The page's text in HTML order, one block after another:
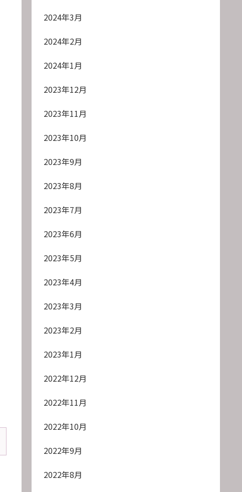
2024年3月
2024年2月
2024年1月
2023年12月
2023年11月
2023年10月
2023年9月
2023年8月
2023年7月
2023年6月
2023年5月
2023年4月
2023年3月
2023年2月
2023年1月
2022年12月
2022年11月
2022年10月
2022年9月
2022年8月